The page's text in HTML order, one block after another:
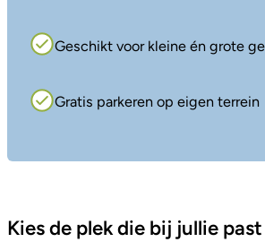
Geschikt voor kleine én grote
Gratis parkeren op eigen terrein
Kies de plek die bij jullie past